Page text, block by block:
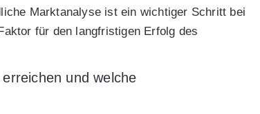
Marktanalyse ist ein wichtiger Schritt bei
für den langfristigen Erfolg des
und welche